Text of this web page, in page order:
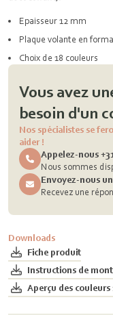
Epaisseur 12 mm
Plaque volante en
Choix de 18 couleurs
Vous avez
besoin d'un
Nos spécialistes se
aider !
Appelez-nous
Nous sommes
Envoyez-nous
Recevez une
Downloads
Fiche produit
Instructions de
Aperçu des couleurs